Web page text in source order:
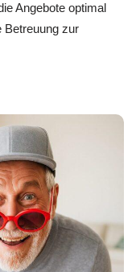
Angebote optimal
Betreuung zur